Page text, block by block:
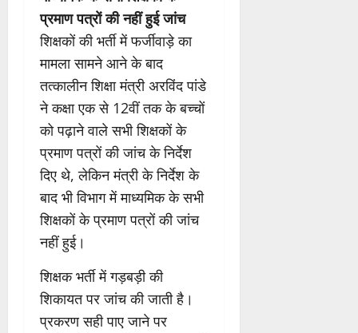
प्रमाण पत्राें की नहीं हुई जांच
शिक्षकों की भर्ती में फर्जीवाड़े का
मामला सामने आने के बाद
तत्कालीन शिक्षा मंत्री अरविंद पांडे
ने कक्षा एक से 12वीं तक के बच्चों
को पढ़ाने वाले सभी शिक्षकों के
प्रमाण पत्रों की जांच के निर्देश
दिए थे, लेकिन मंत्री के निर्देश के
बाद भी विभाग में माध्यमिक के सभी
शिक्षकों के प्रमाण पत्रों की जांच
नहीं हुई।
शिक्षक भर्ती में गड़बड़ी की
शिकायत पर जांच की जाती है।
प्रकरण सही पाए जाने पर